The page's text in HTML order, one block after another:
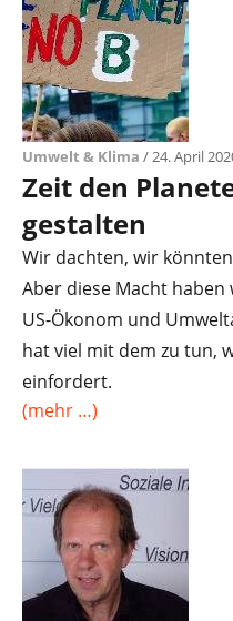
Umwelt & Klima / 24. April
Zeit den
gestalten
Wir dachten, wir
Aber diese Macht
US-Ökonom und
hat viel mit dem zu tun,
einfordert.
(mehr …)